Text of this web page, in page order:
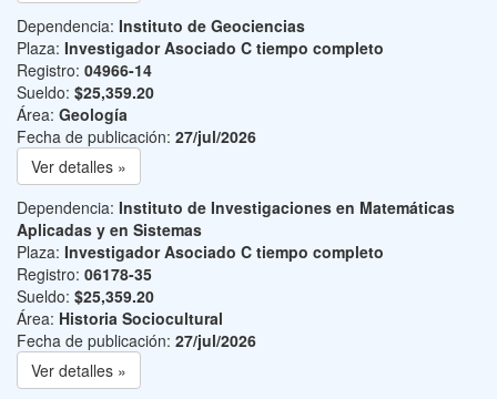
Dependencia: Instituto de Geociencias
Plaza: Investigador Asociado C tiempo completo
Registro: 04966-14
Sueldo: $25,359.20
Área: Geología
Fecha de publicación: 27/jul/2026
Ver detalles »
Dependencia: Instituto de Investigaciones en Matemáticas
Aplicadas y en Sistemas
Plaza: Investigador Asociado C tiempo completo
Registro: 06178-35
Sueldo: $25,359.20
Área: Historia Sociocultural
Fecha de publicación: 27/jul/2026
Ver detalles »